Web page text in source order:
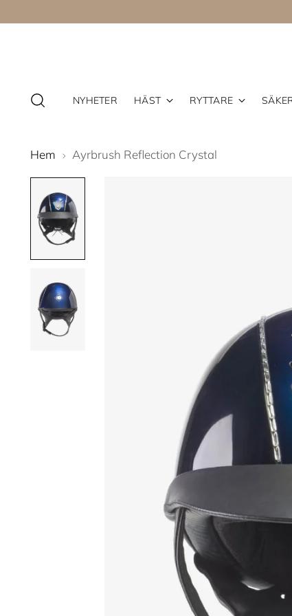
NYHETER HÄST RYTTARE
Hem Ayrbrush Reflection Crystal